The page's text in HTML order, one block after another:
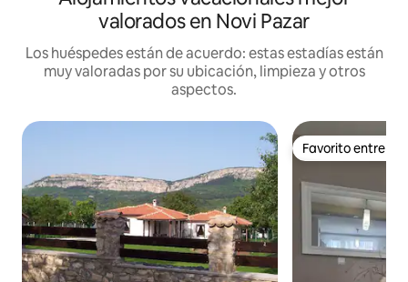
valorados en Novi Pazar
Los huéspedes están de acuerdo: estas estadías están
muy valoradas por su ubicación, limpieza y otros
aspectos.
Favorito entre
Favorito entre